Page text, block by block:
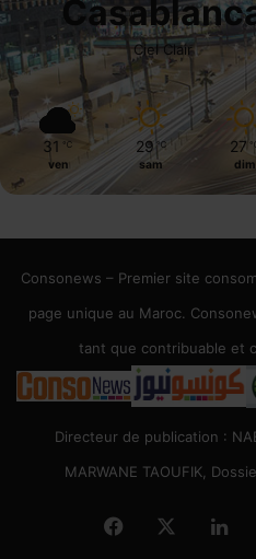
Ciel Clair
31 ℃
ven
29 ℃
sam
27
dim
Consonews – Premier site
page unique au Maroc.
tant que contribuable et
Directeur de publication :
Facebook